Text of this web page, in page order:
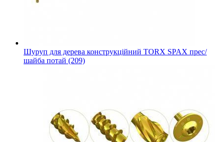
Шуруп для дерева конструкційний TORX SPAX прес/
шайба потай (209)